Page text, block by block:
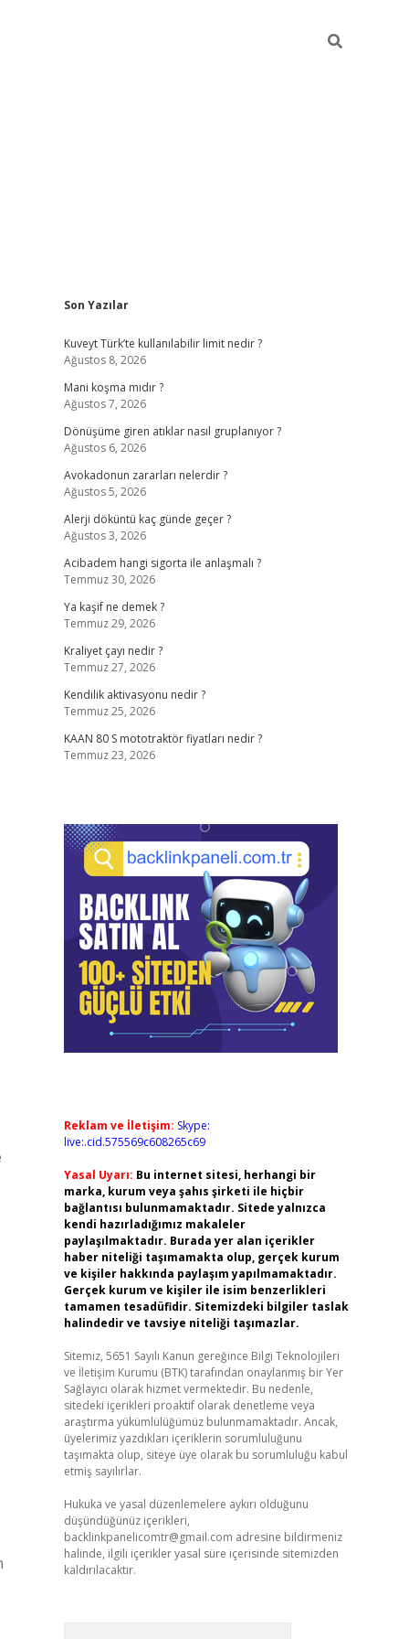
Sidebar
Son Yazılar
Kuveyt Türk’te kullanılabilir limit nedir ?
Ağustos 8, 2026
Mani koşma mıdır ?
Ağustos 7, 2026
Dönüşüme giren atıklar nasıl gruplanıyor ?
Ağustos 6, 2026
Avokadonun zararları nelerdir ?
Ağustos 5, 2026
Alerji döküntü kaç günde geçer ?
Ağustos 3, 2026
Acibadem hangi sigorta ile anlaşmalı ?
Temmuz 30, 2026
Ya kaşif ne demek ?
Temmuz 29, 2026
Kraliyet çayı nedir ?
Temmuz 27, 2026
Kendilik aktivasyonu nedir ?
Temmuz 25, 2026
KAAN 80 S mototraktör fiyatları nedir ?
Temmuz 23, 2026
Reklam ve İletişim: Skype:
live:.cid.575569c608265c69
Yasal Uyarı: Bu internet sitesi, herhangi bir
marka, kurum veya şahıs şirketi ile hiçbir
bağlantısı bulunmamaktadır. Sitede yalnızca
kendi hazırladığımız makaleler
paylaşılmaktadır. Burada yer alan içerikler
haber niteliği taşımamakta olup, gerçek kurum
ve kişiler hakkında paylaşım yapılmamaktadır.
Gerçek kurum ve kişiler ile isim benzerlikleri
tamamen tesadüfidir. Sitemizdeki bilgiler taslak
halindedir ve tavsiye niteliği taşımazlar.
Sitemiz, 5651 Sayılı Kanun gereğince Bilgi Teknolojileri
ve İletişim Kurumu (BTK) tarafından onaylanmış bir Yer
Sağlayıcı olarak hizmet vermektedir. Bu nedenle,
sitedeki içerikleri proaktif olarak denetleme veya
araştırma yükümlülüğümüz bulunmamaktadır. Ancak,
üyelerimiz yazdıkları içeriklerin sorumluluğunu
taşımakta olup, siteye üye olarak bu sorumluluğu kabul
etmiş sayılırlar.
Hukuka ve yasal düzenlemelere aykırı olduğunu
düşündüğünüz içerikleri,
backlinkpanelicomtr@gmail.com adresine bildirmeniz
halinde, ilgili içerikler yasal süre içerisinde sitemizden
kaldırılacaktır.